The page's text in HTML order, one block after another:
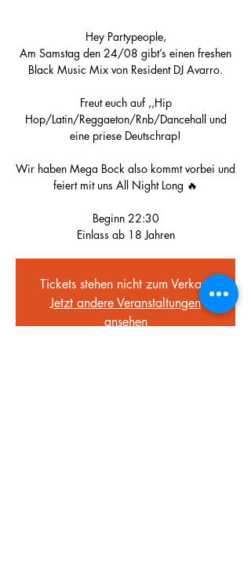
Hey Partypeople,
Am Samstag den 24/08 gibt’s einen freshen
Black Music Mix von Resident DJ Avarro.
Freut euch auf ,,Hip
Hop/Latin/Reggaeton/Rnb/Dancehall und
eine priese Deutschrap!
Wir haben Mega Bock also kommt vorbei und
feiert mit uns All Night Long 🔥
Beginn 22:30
Einlass ab 18 Jahren
Tickets stehen nicht zum Verkauf
Jetzt andere Veranstaltungen
ansehen